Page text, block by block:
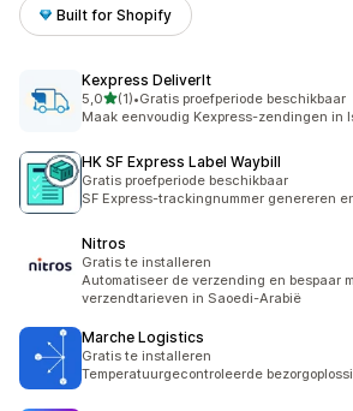
Built for Shopify
Kexpress DeliverIt
5,0van 5 sterren
(1)
1 recensies in totaal
•Gratis proefperiode beschikbaar
Maak eenvoudig Kexpress-zendingen in
HK SF Express Label Waybill
Gratis proefperiode beschikbaar
SF Express-trackingnummer genereren
Nitros
Gratis te installeren
Automatiseer de verzending en bespaar
verzendtarieven in Saoedi-Arabië
Marche Logistics
Gratis te installeren
Temperatuurgecontroleerde